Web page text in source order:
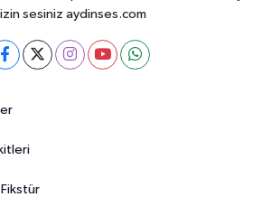
sesiniz aydinses.com